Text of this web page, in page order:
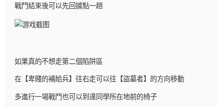
戰鬥結束後可以先回據點一趟
如果真的不想走第二個陷阱區
在【卑賤的補給兵】往右走可以往【盜墓者】的方向移動
多進行一場戰鬥也可以到達同學所在地前的椅子